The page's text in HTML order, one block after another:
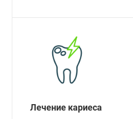
Лечение кариеса